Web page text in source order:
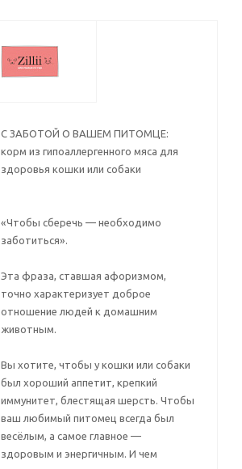
С ЗАБОТОЙ О ВАШЕМ ПИТОМЦЕ:
корм из гипоаллергенного мяса для
здоровья кошки или собаки
«Чтобы сберечь — необходимо
заботиться».
Эта фраза, ставшая афоризмом,
точно характеризует доброе
отношение людей к домашним
животным.
Вы хотите, чтобы у кошки или собаки
был хороший аппетит, крепкий
иммунитет, блестящая шерсть. Чтобы
ваш любимый питомец всегда был
весёлым, а самое главное —
здоровым и энергичным. И чем